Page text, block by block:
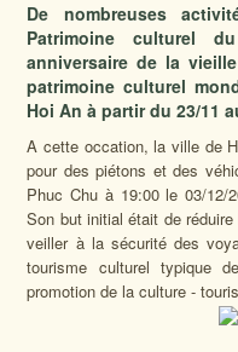
De nombreuses
Patrimoine culturel
anniversaire de la
patrimoine culturel
Hoi An à partir du 23/11
A cette occation, la ville de
pour des piétons et des
Phuc Chu à 19:00 le 03/12/
Son but initial était de
veiller à la sécurité des
tourisme culturel typique
promotion de la culture -